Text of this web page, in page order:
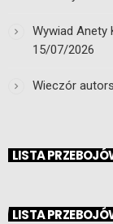
Wywiad Anety
15/07/2026
Wieczór
LISTA
LISTA